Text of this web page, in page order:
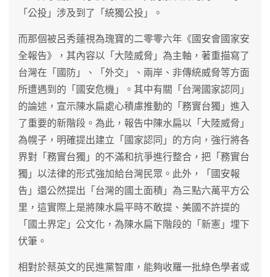
「公投」涉及到了「統獨公投」。
而那個被呂秀蓮視為瑰寶的二零零六年《國安會國家安
全報告》，其內容以「大陸威脅」為主軸，著重描寫了
台灣在「國防」、「外交」、兩岸、非傳統威脅等方面
所遭遇到的「國安危機」。其中有關「台灣國家認同」
的論述，宣示陳水扁處心積慮推動的「務實台獨」進入
了重要的新階段。為此，報告中陳水扁以「大陸威脅」
為幌子，明確提出建立「國家認同」的方向，強行將各
界對「務實台獨」的不滿和抗爭進行整合，把「務實台
獨」以法律的形式強加給台灣民眾。此外，「國安報
告」還公然提出「台灣的國土面積」為三點六萬平方公
里，這實際上是將陳水扁平時不敢提、美國不許提的
「國土界定」公文化，為陳水扁下階段的「新憲」埋下
伏筆。
相對於蔡英文的民進黨智庫，能夠收羅一批綠色學者或